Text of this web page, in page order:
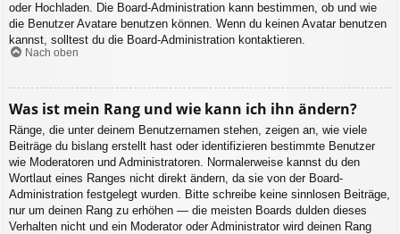
oder Hochladen. Die Board-Administration kann bestimmen, ob und wie
die Benutzer Avatare benutzen können. Wenn du keinen Avatar benutzen
kannst, solltest du die Board-Administration kontaktieren.
Nach oben
Was ist mein Rang und wie kann ich ihn ändern?
Ränge, die unter deinem Benutzernamen stehen, zeigen an, wie viele
Beiträge du bislang erstellt hast oder identifizieren bestimmte Benutzer
wie Moderatoren und Administratoren. Normalerweise kannst du den
Wortlaut eines Ranges nicht direkt ändern, da sie von der Board-
Administration festgelegt wurden. Bitte schreibe keine sinnlosen Beiträge,
nur um deinen Rang zu erhöhen — die meisten Boards dulden dieses
Verhalten nicht und ein Moderator oder Administrator wird deinen Rang